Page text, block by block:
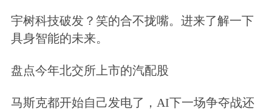
虾”。
3月9日，腾讯宣布，全场景AI智能体
WorkBuddy正式上线，该产品能力
与“小龙虾”OpenClaw类似，完全兼
宇树科技破发？笑的合不拢嘴。进来了解一下
具身智能的未来。
盘点今年北交所上市的汽配股
马斯克都开始自己发电了，AI下一场争夺战还